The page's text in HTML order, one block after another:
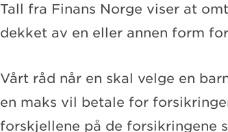
Tall fra Finans Norge viser at
dekket av en eller annen form
Vårt råd når en skal velge en
en maks vil betale for
forskjellene på de forsikringene